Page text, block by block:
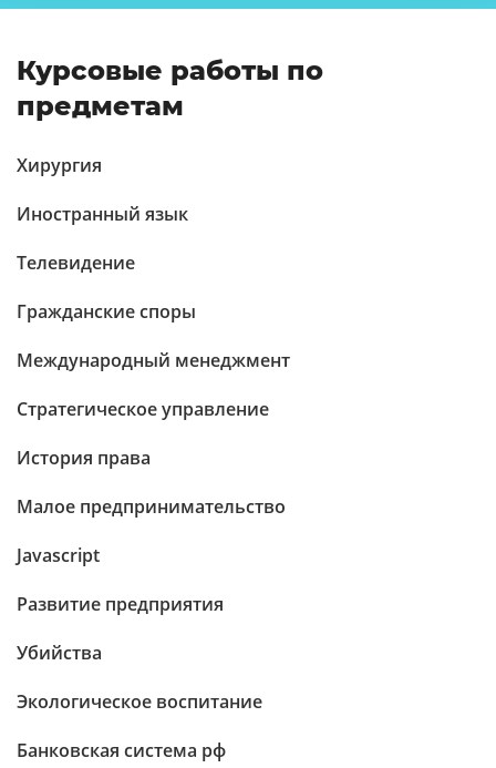
Курсовые работы по
предметам
Хирургия
Иностранный язык
Телевидение
Гражданские споры
Международный менеджмент
Стратегическое управление
История права
Малое предпринимательство
Javascript
Развитие предприятия
Убийства
Экологическое воспитание
Банковская система рф